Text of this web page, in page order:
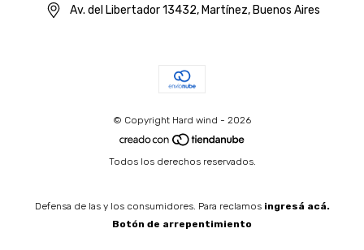
Av. del Libertador 13432, Martínez, Buenos Aires
© Copyright Hard wind - 2026
Todos los derechos reservados.
Defensa de las y los consumidores. Para reclamos ingresá acá.
Botón de arrepentimiento